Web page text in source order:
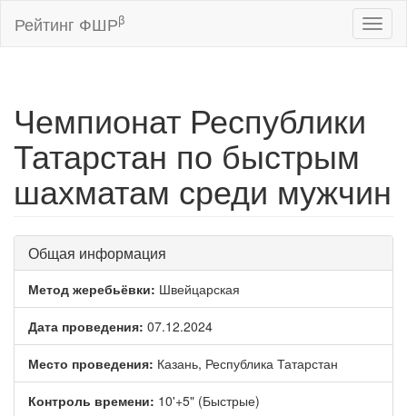
Рейтинг ФШРβ
Чемпионат Республики
Татарстан по быстрым
шахматам среди мужчин
Общая информация
Метод жеребьёвки: Швейцарская
Дата проведения: 07.12.2024
Место проведения: Казань, Республика Татарстан
Контроль времени: 10'+5" (Быстрые)